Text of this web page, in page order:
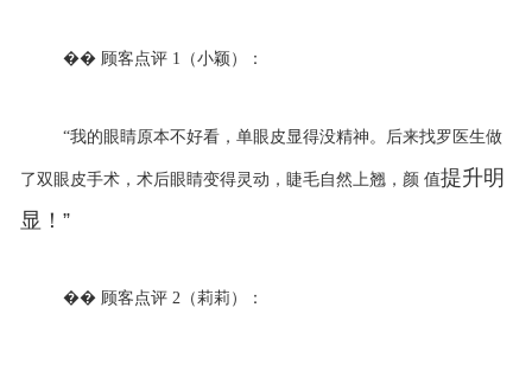
�� 顾客点评 1（小颖）：
“我的眼睛原本不好看，单眼皮显得没精神。后来找罗医生做
了双眼皮手术，术后眼睛变得灵动，睫毛自然上翘，颜 值提升明
显！”
�� 顾客点评 2（莉莉）：